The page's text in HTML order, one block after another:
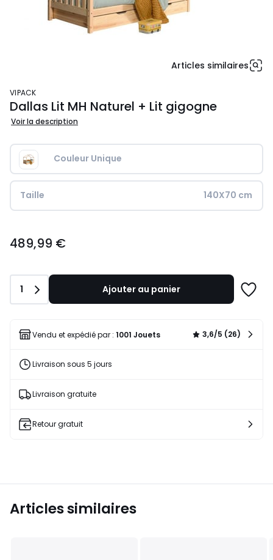
Articles similaires
VIPACK
Dallas Lit MH Naturel + Lit gigogne
Voir la description
Couleur Unique
Taille 140X70 cm
€.
489,99 €
Quantité
1 Ajouter au panier
liste
Vendu et expédié par : 1001 Jouets 3,6/5 (26)
Livraison sous 5 jours
Livraison gratuite
Retour gratuit
Articles similaires